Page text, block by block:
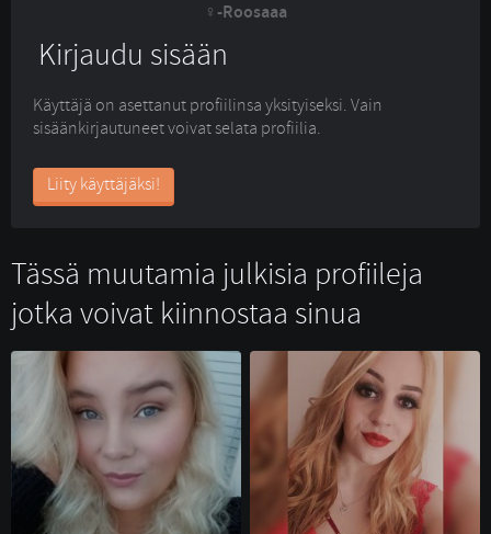
-Roosaaa
Kirjaudu sisään
Käyttäjä on asettanut profiilinsa yksityiseksi. Vain
sisäänkirjautuneet voivat selata profiilia.
Liity käyttäjäksi!
Tässä muutamia julkisia profiileja
jotka voivat kiinnostaa sinua